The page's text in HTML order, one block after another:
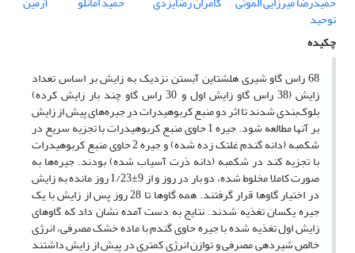
توحید
چکیده
68 راس گاو شیری هلشتاین آبستن نزدیک به زایش بر اساس تعداد
زایش (38 راس گاو زایش اول و 30 راس گاو چند بار زایش کرده)
بلوک‌بندی شدند تا اثر دو منبع کربوهیدرات در جیره‌های پیش از زایش
بر آنها مطالعه شود. جیره 1 حاوی منبع کربوهیدرات با تجزیه سریع در
شکمبه (دانه گندم غلتک زده شده) و جیره 2 حاوی منبع کربوهیدرات
با تجزیه کند در شکمبه (دانه ذرت آسیاب شده) بودند. جیره‌ها به
صورت کاملا مخلوط شده، دو بار در روز و از 9±1/23 روز مانده به زایش
در اختیار گاوها قرار گرفتند. همه گاوها تا 28 روز پس از زایش با یک
جیره یکسان تغذیه شدند. نتایج به دست آمده نشان داد که گاوهای
زایش اول تغذیه شده با جیره حاوی گندم با ماده خشک مصرفی، انرژی
خالص شیردهی مصرفی و توازن انرژی کمتری در پیش از زایش داشتند